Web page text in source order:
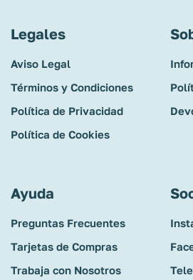
Legales
Aviso Legal
Términos y Condiciones
Política de Privacidad
Política de Cookies
Ayuda
Preguntas Frecuentes
Tarjetas de Compras
Trabaja con Nosotros